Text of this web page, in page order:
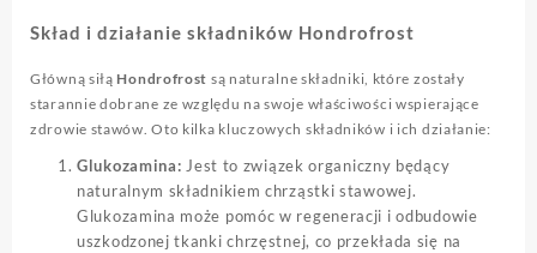
Skład i działanie składników Hondrofrost
Główną siłą Hondrofrost są naturalne składniki, które zostały
starannie dobrane ze względu na swoje właściwości wspierające
zdrowie stawów. Oto kilka kluczowych składników i ich działanie:
Glukozamina: Jest to związek organiczny będący
naturalnym składnikiem chrząstki stawowej.
Glukozamina może pomóc w regeneracji i odbudowie
uszkodzonej tkanki chrzęstnej, co przekłada się na